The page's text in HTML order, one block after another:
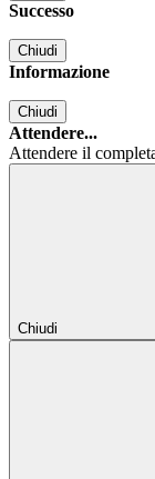
Successo
Chiudi
Informazione
Chiudi
Attendere...
Attendere il
Chiudi